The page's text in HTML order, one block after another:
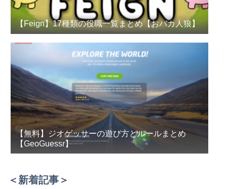
【Feign】17種類の役職一覧まとめ【おバカ人狼】
【無料】ジオゲッサーの遊び方とルールまとめ
【GeoGuessr】
＜新着記事＞